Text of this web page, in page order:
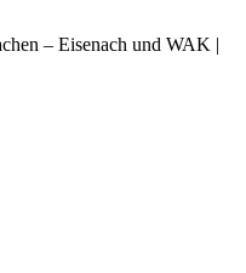
– Eisenach und WAK |